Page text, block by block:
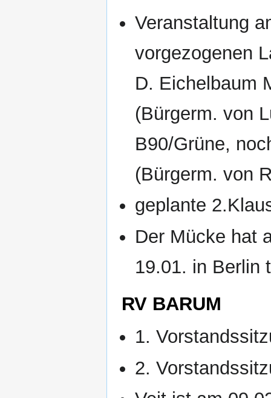
Veranstaltung
vorgezogenen
D. Eichelbaum
(Bürgerm. von
B90/Grüne,
(Bürgerm. von
geplante
Der Mücke hat
19.01. in Berlin
RV BARUM
1.
2.